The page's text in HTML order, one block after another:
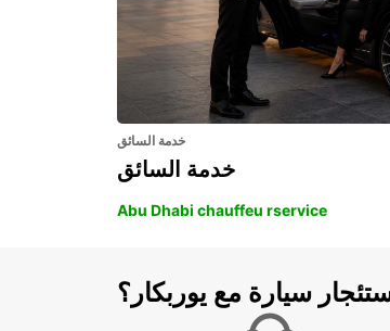
خدمة السائق
خدمة السائق
Abu Dhabi chauffeu rservice
سيارة مع يوربكار؟